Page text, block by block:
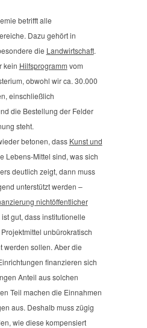
betrifft alle
Dazu gehört in
die Landwirtschaft.
kein Hilfsprogramm vom
obwohl wir ca. 30.000
einschließlich
die Bestellung der Felder
steht.
betonen, dass Kunst und
Lebens-Mittel sind, was sich
deutlich zeigt, dann muss
unterstützt werden –
nichtöffentlicher
ist gut, dass institutionelle
unbürokratisch
werden sollen. Aber die
finanzieren sich
Anteil aus solchen
Teil machen die Einnahmen
aus. Deshalb muss zügig
wie diese kompensiert